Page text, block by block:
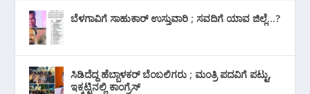
ಬೆಳಗಾವಿಗೆ ಸಾಹುಕಾರ್ ಉಸ್ತುವಾರಿ ; ಸವದಿಗೆ ಯಾವ ಜಿಲ್ಲೆ…?
ಸಿಡಿದೆದ್ದ ಹೆಬ್ಬಾಳಕರ್ ಬೆಂಬಲಿಗರು ; ಮಂತ್ರಿ ಪದವಿಗೆ ‌ಪಟ್ಟು,
ಇಕ್ಕಟ್ಟಿನಲ್ಲಿ ಕಾಂಗ್ರೆಸ್